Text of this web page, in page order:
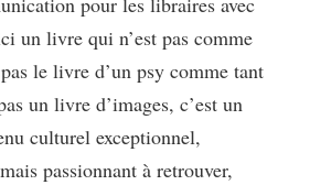
un livre qui n’est pas comme
le livre d’un psy comme tant
un livre d’images, c’est un
culturel exceptionnel,
passionnant à retrouver,